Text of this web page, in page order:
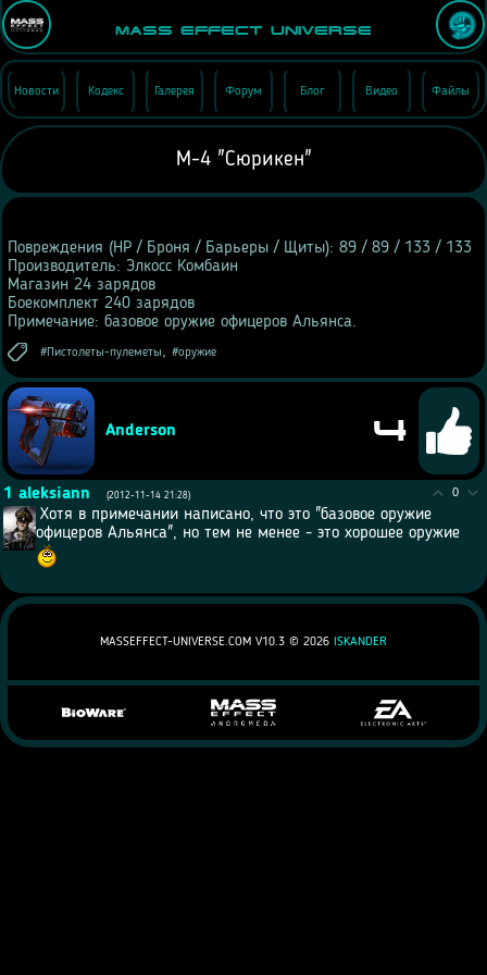
Mass Effect Universe
Новости Кодекс Галерея Форум Блог Видео Файлы
M-4 "Сюрикен"
Повреждения (HP / Броня / Барьеры / Щиты): 89 / 89 / 133 / 133
Производитель: Элкосс Комбаин
Магазин 24 зарядов
Боекомплект 240 зарядов
Примечание: базовое оружие офицеров Альянса.
Пистолеты-пулеметы, оружие
Anderson 4
0
1 aleksiann (2012-11-14 21:28)
Хотя в примечании написано, что это "базовое оружие
офицеров Альянса", но тем не менее - это хорошее оружие
MASSEFFECT-UNIVERSE.COM V10.3 © 2026 ISKANDER